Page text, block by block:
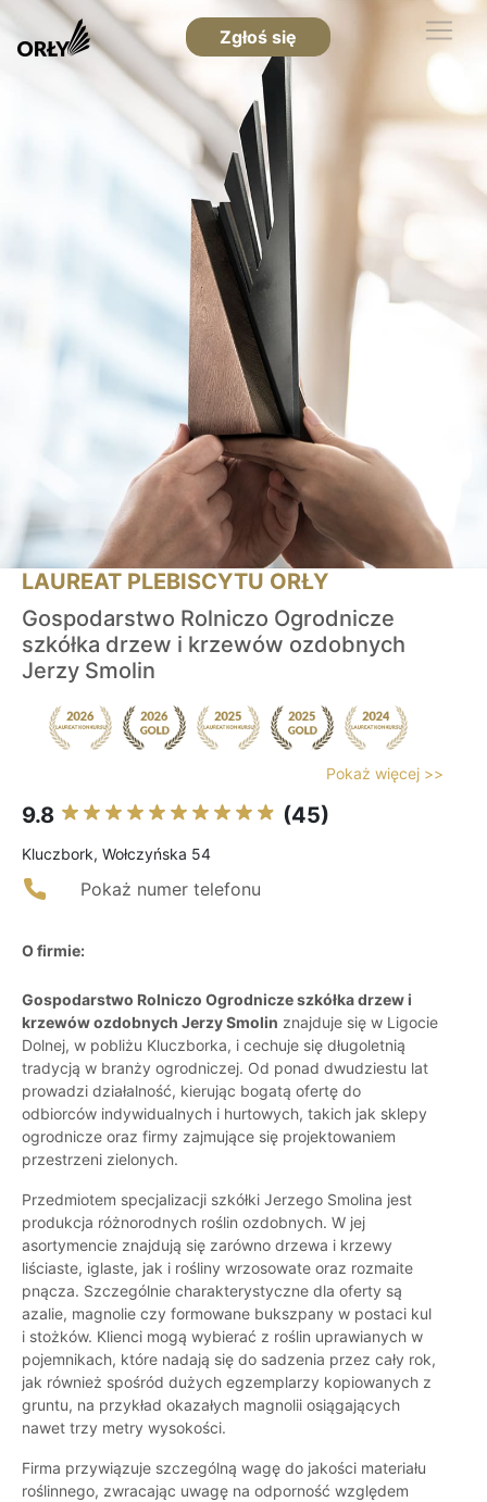
Zgłoś się
LAUREAT PLEBISCYTU ORŁY
Gospodarstwo Rolniczo Ogrodnicze
szkółka drzew i krzewów ozdobnych
Jerzy Smolin
Pokaż więcej >>
9.8 (45)
Kluczbork, Wołczyńska 54
Pokaż numer telefonu
O firmie:
Gospodarstwo Rolniczo Ogrodnicze szkółka drzew i
krzewów ozdobnych Jerzy Smolin znajduje się w Ligocie
Dolnej, w pobliżu Kluczborka, i cechuje się długoletnią
tradycją w branży ogrodniczej. Od ponad dwudziestu lat
prowadzi działalność, kierując bogatą ofertę do
odbiorców indywidualnych i hurtowych, takich jak sklepy
ogrodnicze oraz firmy zajmujące się projektowaniem
przestrzeni zielonych.
Przedmiotem specjalizacji szkółki Jerzego Smolina jest
produkcja różnorodnych roślin ozdobnych. W jej
asortymencie znajdują się zarówno drzewa i krzewy
liściaste, iglaste, jak i rośliny wrzosowate oraz rozmaite
pnącza. Szczególnie charakterystyczne dla oferty są
azalie, magnolie czy formowane bukszpany w postaci kul
i stożków. Klienci mogą wybierać z roślin uprawianych w
pojemnikach, które nadają się do sadzenia przez cały rok,
jak również spośród dużych egzemplarzy kopiowanych z
gruntu, na przykład okazałych magnolii osiągających
nawet trzy metry wysokości.
Firma przywiązuje szczególną wagę do jakości materiału
roślinnego, zwracając uwagę na odporność względem